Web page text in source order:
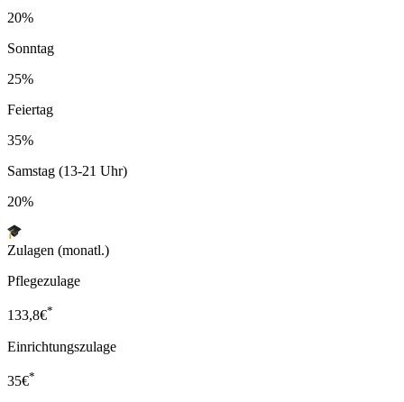
20%
Sonntag
25%
Feiertag
35%
Samstag (13-21 Uhr)
20%
Zulagen (monatl.)
Pflegezulage
133,8€*
Einrichtungszulage
35€*